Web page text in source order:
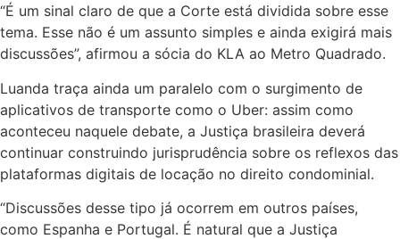
“É um sinal claro de que a Corte está dividida sobre esse
tema. Esse não é um assunto simples e ainda exigirá mais
discussões”, afirmou a sócia do KLA ao Metro Quadrado.
Luanda traça ainda um paralelo com o surgimento de
aplicativos de transporte como o Uber: assim como
aconteceu naquele debate, a Justiça brasileira deverá
continuar construindo jurisprudência sobre os reflexos das
plataformas digitais de locação no direito condominial.
“Discussões desse tipo já ocorrem em outros países,
como Espanha e Portugal. É natural que a Justiça